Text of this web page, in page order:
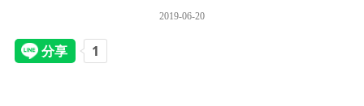
2019-06-20